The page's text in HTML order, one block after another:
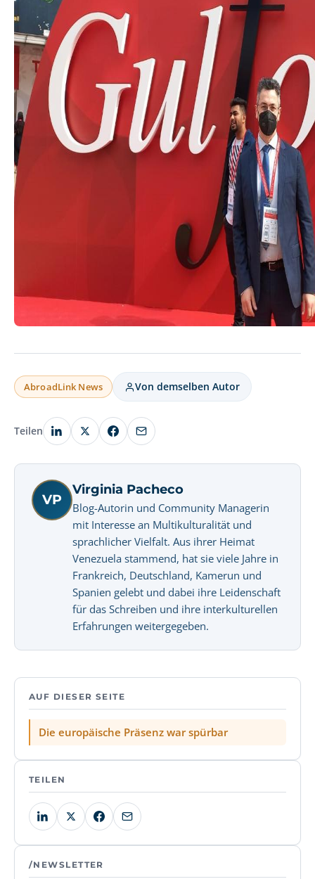
AbroadLink News Von demselben Autor
Teilen
VP
Virginia Pacheco
Blog-Autorin und Community Managerin
mit Interesse an Multikulturalität und
sprachlicher Vielfalt. Aus ihrer Heimat
Venezuela stammend, hat sie viele Jahre in
Frankreich, Deutschland, Kamerun und
Spanien gelebt und dabei ihre Leidenschaft
für das Schreiben und ihre interkulturellen
Erfahrungen weitergegeben.
AUF DIESER SEITE
Die europäische Präsenz war spürbar
TEILEN
/NEWSLETTER